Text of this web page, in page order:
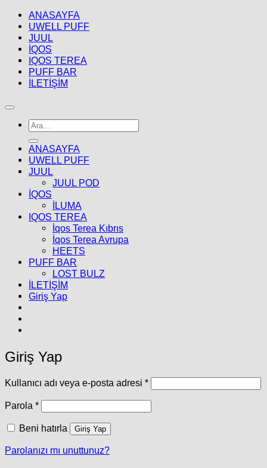
ANASAYFA
UWELL PUFF
JUUL
İQOS
IQOS TEREA
PUFF BAR
İLETİŞİM
Ara:
ANASAYFA
UWELL PUFF
JUUL
JUUL POD
İQOS
İLUMA
IQOS TEREA
İqos Terea Kıbrıs
İqos Terea Avrupa
HEETS
PUFF BAR
LOST BULZ
İLETİŞİM
Giriş Yap
Giriş Yap
Kullanıcı adı veya e-posta adresi *Gerekli
Parola *Gerekli
Beni hatırla Giriş Yap
Parolanızı mı unuttunuz?